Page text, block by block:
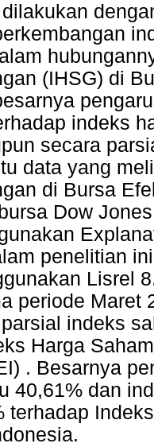
(IHSG) di
indeks
secara
data yang
di Bursa
Dow
penelitian
Lisrel
periode Maret
indeks
Harga
. Besarnya
40,61% dan
terhadap